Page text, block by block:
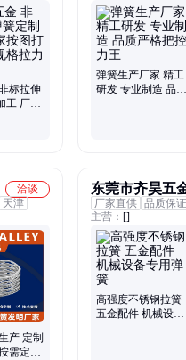
标拉伸
厂家
钢弹簧、异形圆柱
弹簧生产厂家 精工
研发 专业制造 品质
洽谈
天津
产 定制
需定制
东莞市齐昊五
厂家直供 品质保证
主营： []
高强度不锈钢拉簧
五金配件 机械设备